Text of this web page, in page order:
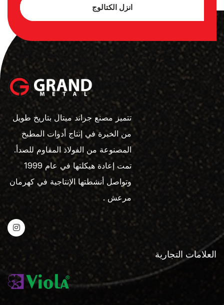
انزل الكتالوج
تتميز مصنع جراند ميتال بتاريخ طويل
من الخبرة في إنتاج أدوات المطبخ
المصنوعة من الفولاذ المقاوم للصدأ.
تمت إعادة هيكلتها في عام 1999
وتواصل أنشطتها الإنتاجية في كهرمان
مرعش .
العلامات التجارية